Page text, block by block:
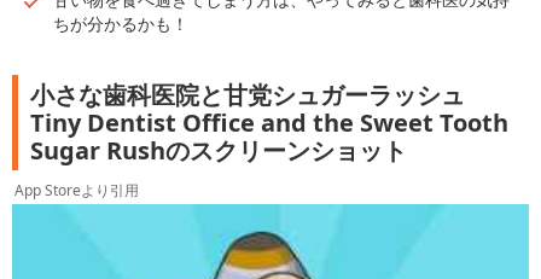
ちが分かるかも！
小さな歯科医院と甘党シュガーラッシュ
Tiny Dentist Office and the Sweet Tooth
Sugar Rushのスクリーンショット
App Storeより引用